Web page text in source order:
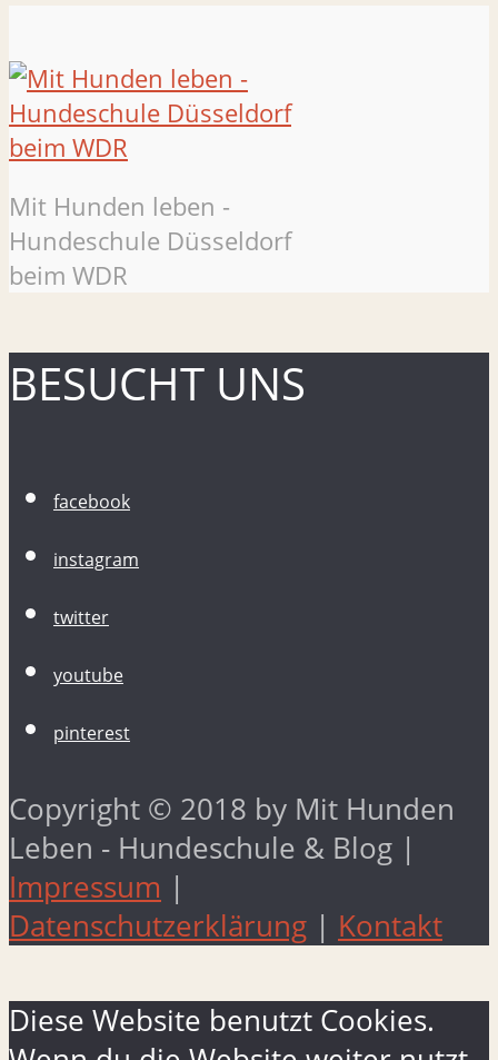
Mit Hunden leben -
Hundeschule Düsseldorf
beim WDR
BESUCHT UNS
facebook
instagram
twitter
youtube
pinterest
Copyright © 2018 by Mit Hunden
Leben - Hundeschule & Blog |
Impressum |
Datenschutzerklärung | Kontakt
Diese Website benutzt Cookies.